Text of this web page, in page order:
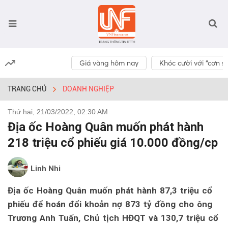
Giá vàng hôm nay Khóc cười với “cơn
TRANG CHỦ DOANH NGHIỆP
Thứ hai, 21/03/2022, 02:30 AM
Địa ốc Hoàng Quân muốn phát hành
218 triệu cổ phiếu giá 10.000 đồng/cp
Linh Nhi
Địa ốc Hoàng Quân muốn phát hành 87,3 triệu cổ
phiếu để hoán đổi khoản nợ 873 tỷ đồng cho ông
Trương Anh Tuấn, Chủ tịch HĐQT và 130,7 triệu cổ